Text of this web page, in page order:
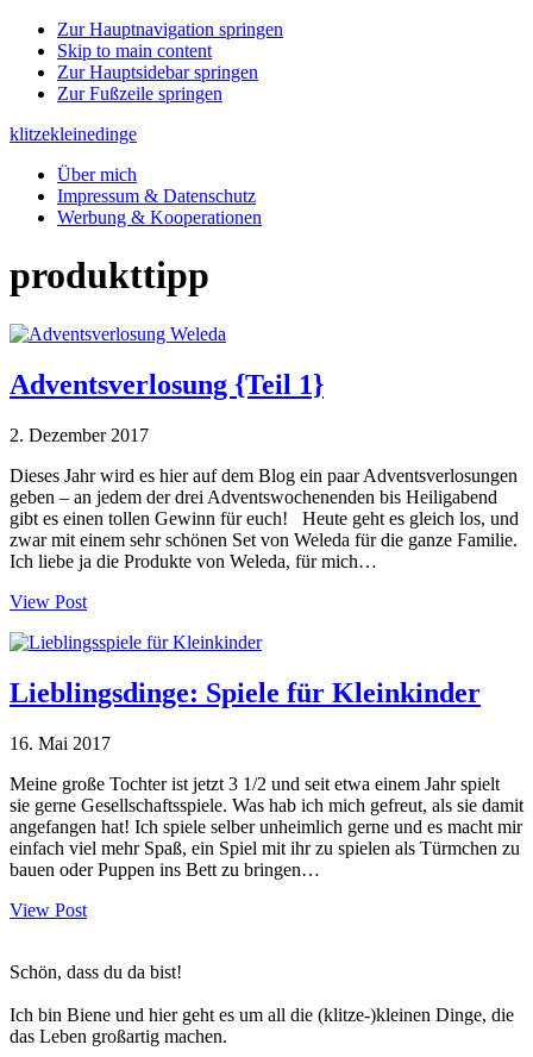
Zur Hauptnavigation springen
Skip to main content
Zur Hauptsidebar springen
Zur Fußzeile springen
klitzekleinedinge
Über mich
Impressum & Datenschutz
Werbung & Kooperationen
produkttipp
Adventsverlosung {Teil 1}
2. Dezember 2017
Dieses Jahr wird es hier auf dem Blog ein paar Adventsverlosungen
geben – an jedem der drei Adventswochenenden bis Heiligabend
gibt es einen tollen Gewinn für euch! Heute geht es gleich los, und
zwar mit einem sehr schönen Set von Weleda für die ganze Familie.
Ich liebe ja die Produkte von Weleda, für mich…
View Post
Lieblingsdinge: Spiele für Kleinkinder
16. Mai 2017
Meine große Tochter ist jetzt 3 1/2 und seit etwa einem Jahr spielt
sie gerne Gesellschaftsspiele. Was hab ich mich gefreut, als sie damit
angefangen hat! Ich spiele selber unheimlich gerne und es macht mir
einfach viel mehr Spaß, ein Spiel mit ihr zu spielen als Türmchen zu
bauen oder Puppen ins Bett zu bringen…
View Post
Sidebar
Schön, dass du da bist!
Ich bin Biene und hier geht es um all die (klitze-)kleinen Dinge, die
das Leben großartig machen.